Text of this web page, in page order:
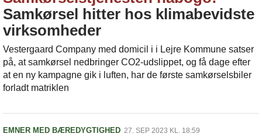
Samkørsel hitter hos klimabevidste
virksomheder
Vestergaard Company med domicil i i Lejre Kommune satser
på, at samkørsel nedbringer CO2-udslippet, og få dage efter
at en ny kampagne gik i luften, har de første samkørselsbiler
forladt matriklen
EMNER MED BÆREDYGTIGHED 27. SEP 2023 KL. 18:59